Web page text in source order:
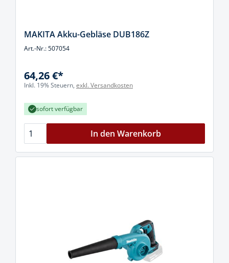
MAKITA Akku-Gebläse DUB186Z
Art.-Nr.: 507054
64,26 €*
Inkl. 19% Steuern, exkl. Versandkosten
sofort verfügbar
In den Warenkorb